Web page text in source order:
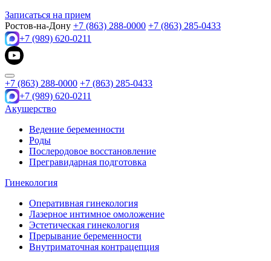
Записаться на прием
Ростов-на-Дону +7 (863) 288-0000 +7 (863) 285-0433
+7 (989) 620-0211
+7 (863) 288-0000 +7 (863) 285-0433
+7 (989) 620-0211
Акушерство
Ведение беременности
Роды
Послеродовое восстановление
Прегравидарная подготовка
Гинекология
Оперативная гинекология
Лазерное интимное омоложение
Эстетическая гинекология
Прерывание беременности
Внутриматочная контрацепция